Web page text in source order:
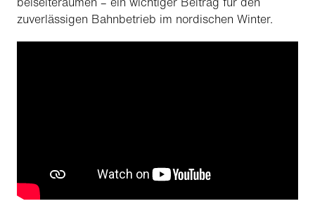
zuverlässigen Bahnbetrieb im nordischen Winter.